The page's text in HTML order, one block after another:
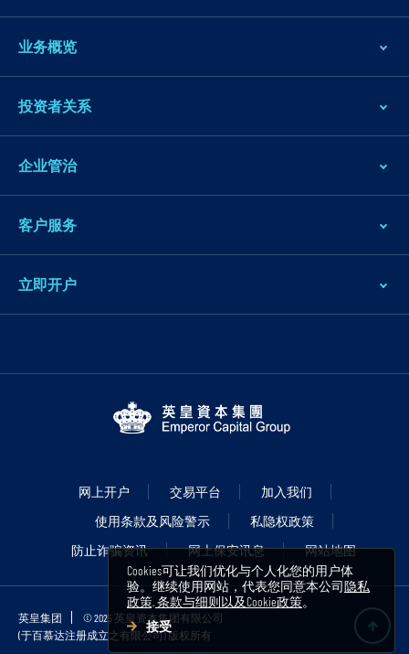
B
业务概览
投资者关系
企业管治
客户服务
立即开户
网上开户 交易平台
加入我们
使用条款及风险警示
私隐权政策
防止诈骗资讯
网上保安讯息 网站地图
英皇集团
© 2025 英皇资本集团有限公司
(于百慕达注册成立之有限公司) 版权所有
Cookies可让我们优化与个人化您的用户体
验。继续使用网站，代表您同意本公司隐私
政策, 条款与细则以及Cookie政策。
接受